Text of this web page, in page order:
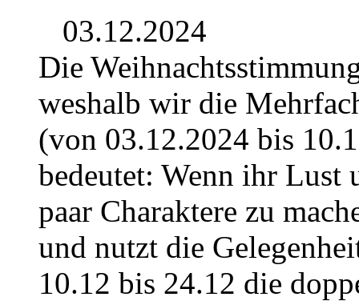
03.12.2024
Die
weshalb wir die
(von 03.12.2024 bis
bedeutet: Wenn ihr Lust
paar Charaktere zu
und nutzt die
10.12 bis 24.12 die